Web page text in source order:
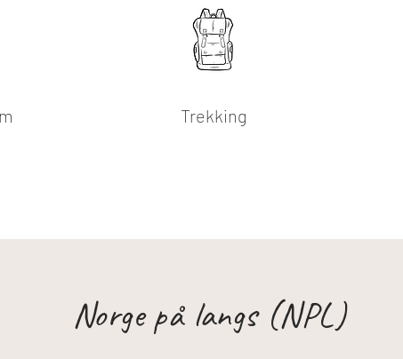
Trekking
Norge på langs (NPL)